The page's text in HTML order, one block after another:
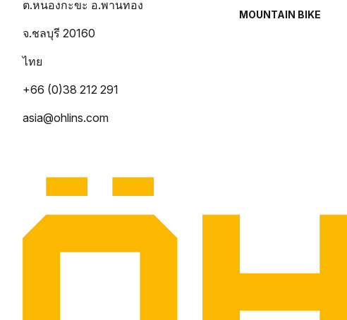
ต.หนองกะขะ อ.พานทอง
จ.ชลบุรี 20160
ไทย
+66 (0)38 212 291
asia@ohlins.com
MOUNTAIN BIKE